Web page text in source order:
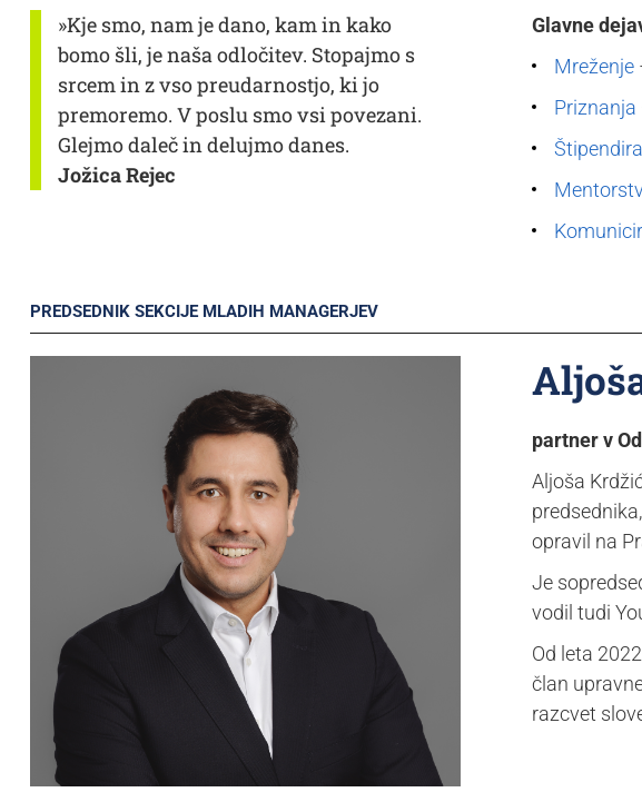
»Kje smo, nam je dano, kam in kako
bomo šli, je naša odločitev. Stopajmo s
srcem in z vso preudarnostjo, ki jo
premoremo. V poslu smo vsi povezani.
Glejmo daleč in delujmo danes.
Jožica Rejec
Glavne
Mreženje
Priznanja
PREDSEDNIK SEKCIJE MLADIH MANAGERJEV
partner v
Aljoša
opravil na
Je
vodil tudi
Od leta
član
razcvet